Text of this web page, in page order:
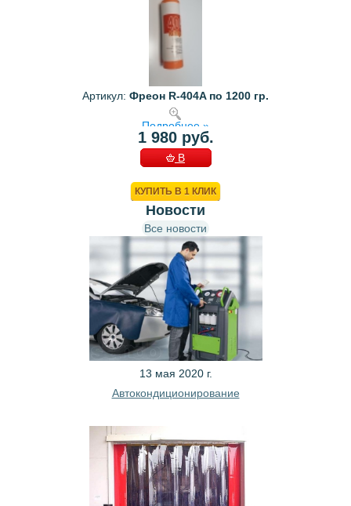
Артикул: Фреон R-404A по 1200 гр.
Подробнее »
1 980 руб.
В
КУПИТЬ В 1 КЛИК
Новости
Все новости
13 мая 2020 г.
Автокондиционирование